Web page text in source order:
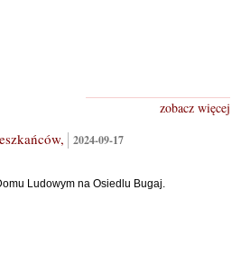
zobacz więcej
2024-09-17
Ludowym na Osiedlu Bugaj.